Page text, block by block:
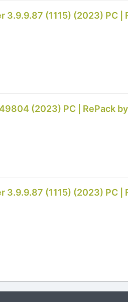
3.9.9.87 (1115) (2023) PC |
(2023) PC | RePack
3.9.9.87 (1115) (2023) PC |